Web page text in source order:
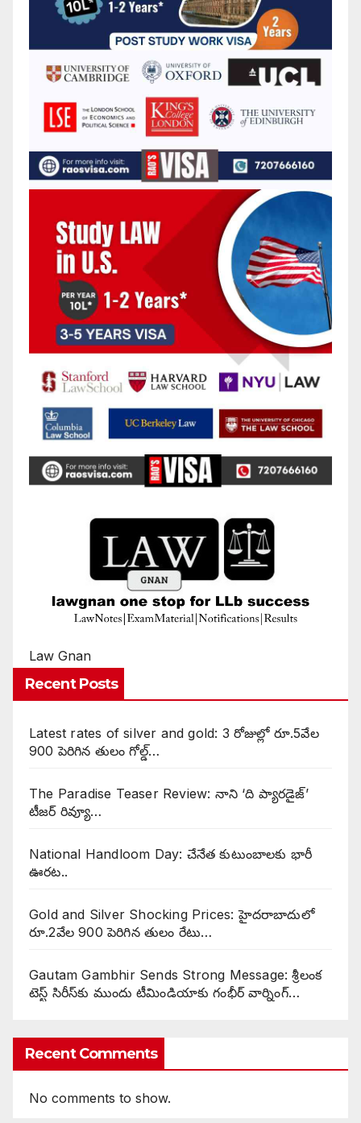
Law Gnan
Recent Posts
Latest rates of silver and gold: 3 రోజుల్లో రూ.5వేల
900 పెరిగిన తులం గోల్డ్…
The Paradise Teaser Review: నాని ‘ది ప్యారడైజ్’
టీజర్ రివ్యూ…
National Handloom Day: చేనేత కుటుంబాలకు భారీ
ఊరట..
Gold and Silver Shocking Prices: హైదరాబాదులో
రూ.2వేల 900 పెరిగిన తులం రేటు…
Gautam Gambhir Sends Strong Message: శ్రీలంక
టెస్ట్ సిరీస్‌కు ముందు టీమిండియాకు గంభీర్ వార్నింగ్…
Recent Comments
No comments to show.